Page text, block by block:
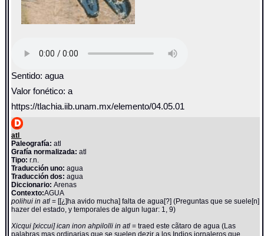
Sentido: agua
Valor fonético: a
https://tlachia.iib.unam.mx/elemento/04.05.01
atl
Paleografía: atl
Grafía normalizada: atl
Tipo: r.n.
Traducción uno: agua
Traducción dos: agua
Diccionario:Arenas
Contexto:AGUA
polihui in atl= [[¿]ha avido mucha] falta de agua[?] (Preguntas que se suele[n]
hazer del estado, y temporales de algun lugar: 1, 9)
Xicqui [xiccui] ican inon ahpilolli in atl= traed este cãtaro de agua (Las
palabras mas ordinarias que se suelen dezir a los Indios jornaleros que